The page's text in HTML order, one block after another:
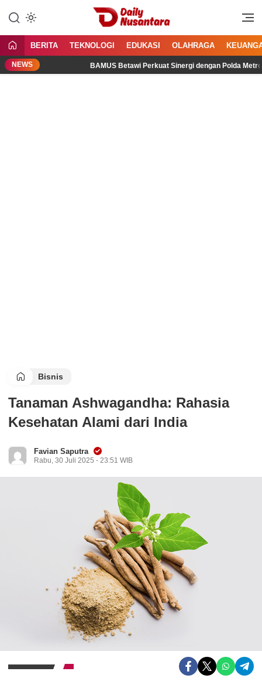
konten
Daily Nusantara
Menyajikan Fakta, Menginspirasi
BERITA TEKNOLOGI EDUKASI OLAHRAGA
NEWS BAMUS Betawi Perkuat Sinergi dengan Polda Metro
Bisnis
Tanaman Ashwagandha: Rahasia
Kesehatan Alami dari India
Favian Saputra
Rabu, 30 Juli 2025 - 23:51 WIB